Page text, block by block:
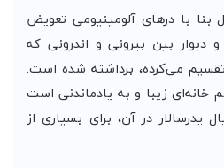
با در‌های آلومینیومی تعویض
بین بیرونی و اندرونی که
می‌کرده، برداشته شده است.
زیبا و به یادماندنی است
پدرسالار در آن، برای بسیاری از